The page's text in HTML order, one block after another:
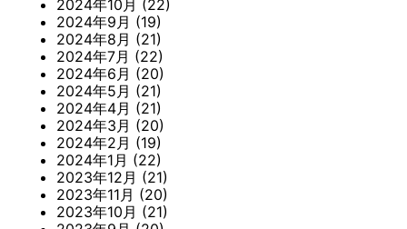
2024年10月 (22)
2024年9月 (19)
2024年8月 (21)
2024年7月 (22)
2024年6月 (20)
2024年5月 (21)
2024年4月 (21)
2024年3月 (20)
2024年2月 (19)
2024年1月 (22)
2023年12月 (21)
2023年11月 (20)
2023年10月 (21)